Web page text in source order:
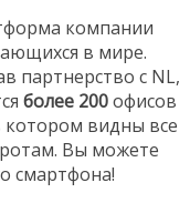
компании
в мире.
партнерство с NL,
более 200офисов
котором видны все
Вы можете
смартфона!